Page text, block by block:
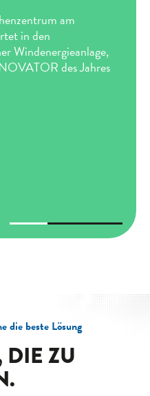
Kompromisse
die beste Lösung
DIE ZU